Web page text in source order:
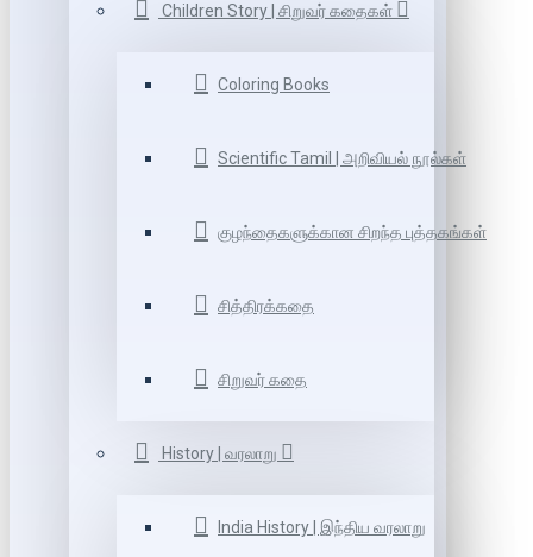
Children Story | சிறுவர் கதைகள்
Coloring Books
Scientific Tamil | அறிவியல் நூல்கள்
குழந்தைகளுக்கான சிறந்த புத்தகங்கள்
சித்திரக்கதை
சிறுவர் கதை
History | வரலாறு
India History | இந்திய வரலாறு